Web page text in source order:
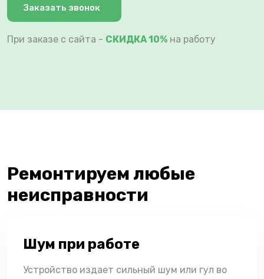
Заказать звонок
При заказе с сайта - СКИДКА 10% на работу
Ремонтируем любые
неисправности
Шум при работе
Устройство издает сильный шум или гул во